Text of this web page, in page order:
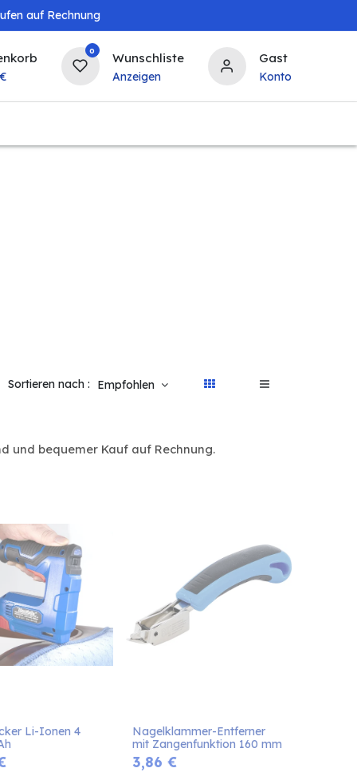
auf Rechnung
€
0 Wunschliste
Anzeigen
Gast
Konto
Sortieren nach : Empfohlen
und bequemer Kauf auf Rechnung.
Li-Ionen 4
Nagelklammer-Entferner
mit Zangenfunktion 160 mm
3,86 €